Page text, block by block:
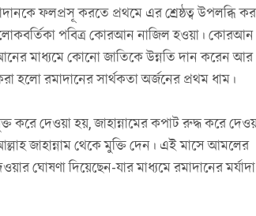
ফলপ্রসূ করতে প্রথমে এর শ্রেষ্ঠত্ব উপলব্ধি
পবিত্র কোরআন নাজিল হওয়া। কোরআন
মাধ্যমে কোনো জাতিকে উন্নতি দান করেন আর
রমাদানের সার্থকতা অর্জনের প্রথম ধাম।
করে দেওয়া হয়, জাহান্নামের কপাট রুদ্ধ করে
জাহান্নাম থেকে মুক্তি দেন। এই মাসে আমলের
ঘোষণা দিয়েছেন-যার মাধ্যমে রমাদানের মর্যাদা